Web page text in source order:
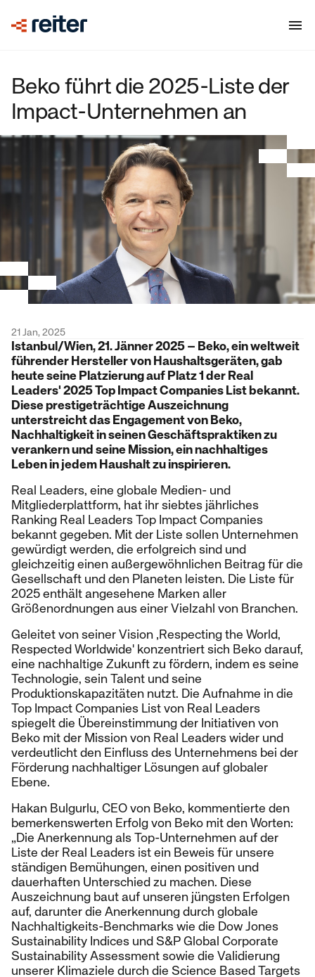
Beko führt die 2025-Liste der
Impact-Unternehmen an
21 Jan, 2025
Istanbul/Wien, 21. Jänner 2025 – Beko, ein weltweit
führender Hersteller von Haushaltsgeräten, gab
heute seine Platzierung auf Platz 1 der Real
Leaders' 2025 Top Impact Companies List bekannt.
Diese prestigeträchtige Auszeichnung
unterstreicht das Engagement von Beko,
Nachhaltigkeit in seinen Geschäftspraktiken zu
verankern und seine Mission, ein nachhaltiges
Leben in jedem Haushalt zu inspirieren.
Real Leaders, eine globale Medien- und
Mitgliederplattform, hat ihr siebtes jährliches
Ranking Real Leaders Top Impact Companies
bekannt gegeben. Mit der Liste sollen Unternehmen
gewürdigt werden, die erfolgreich sind und
gleichzeitig einen außergewöhnlichen Beitrag für die
Gesellschaft und den Planeten leisten. Die Liste für
2025 enthält angesehene Marken aller
Größenordnungen aus einer Vielzahl von Branchen.
Geleitet von seiner Vision ‚Respecting the World,
Respected Worldwide' konzentriert sich Beko darauf,
eine nachhaltige Zukunft zu fördern, indem es seine
Technologie, sein Talent und seine
Produktionskapazitäten nutzt. Die Aufnahme in die
Top Impact Companies List von Real Leaders
spiegelt die Übereinstimmung der Initiativen von
Beko mit der Mission von Real Leaders wider und
verdeutlicht den Einfluss des Unternehmens bei der
Förderung nachhaltiger Lösungen auf globaler
Ebene.
Hakan Bulgurlu, CEO von Beko, kommentierte den
bemerkenswerten Erfolg von Beko mit den Worten:
„Die Anerkennung als Top-Unternehmen auf der
Liste der Real Leaders ist ein Beweis für unsere
ständigen Bemühungen, einen positiven und
dauerhaften Unterschied zu machen. Diese
Auszeichnung baut auf unseren jüngsten Erfolgen
auf, darunter die Anerkennung durch globale
Nachhaltigkeits-Benchmarks wie die Dow Jones
Sustainability Indices und S&P Global Corporate
Sustainability Assessment sowie die Validierung
unserer Klimaziele durch die Science Based Targets